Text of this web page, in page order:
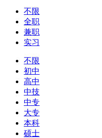
不限
全职
兼职
实习
不限
初中
高中
中技
中专
大专
本科
硕士